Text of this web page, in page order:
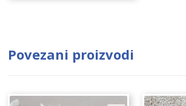
Povezani proizvodi